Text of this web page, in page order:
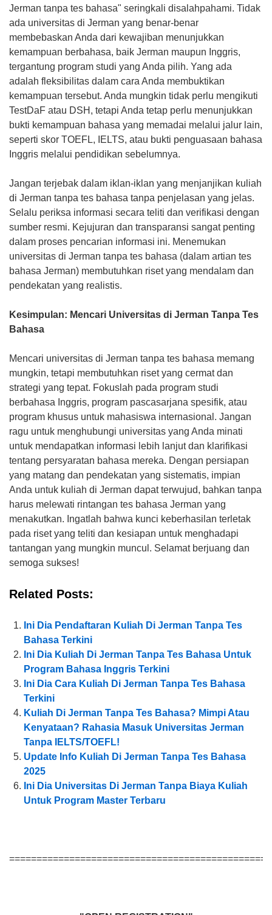
Jerman tanpa tes bahasa" seringkali disalahpahami. Tidak
ada universitas di Jerman yang benar-benar
membebaskan Anda dari kewajiban menunjukkan
kemampuan berbahasa, baik Jerman maupun Inggris,
tergantung program studi yang Anda pilih. Yang ada
adalah fleksibilitas dalam cara Anda membuktikan
kemampuan tersebut. Anda mungkin tidak perlu mengikuti
TestDaF atau DSH, tetapi Anda tetap perlu menunjukkan
bukti kemampuan bahasa yang memadai melalui jalur lain,
seperti skor TOEFL, IELTS, atau bukti penguasaan bahasa
Inggris melalui pendidikan sebelumnya.
Jangan terjebak dalam iklan-iklan yang menjanjikan kuliah
di Jerman tanpa tes bahasa tanpa penjelasan yang jelas.
Selalu periksa informasi secara teliti dan verifikasi dengan
sumber resmi. Kejujuran dan transparansi sangat penting
dalam proses pencarian informasi ini. Menemukan
universitas di Jerman tanpa tes bahasa (dalam artian tes
bahasa Jerman) membutuhkan riset yang mendalam dan
pendekatan yang realistis.
Kesimpulan: Mencari Universitas di Jerman Tanpa Tes
Bahasa
Mencari universitas di Jerman tanpa tes bahasa memang
mungkin, tetapi membutuhkan riset yang cermat dan
strategi yang tepat. Fokuslah pada program studi
berbahasa Inggris, program pascasarjana spesifik, atau
program khusus untuk mahasiswa internasional. Jangan
ragu untuk menghubungi universitas yang Anda minati
untuk mendapatkan informasi lebih lanjut dan klarifikasi
tentang persyaratan bahasa mereka. Dengan persiapan
yang matang dan pendekatan yang sistematis, impian
Anda untuk kuliah di Jerman dapat terwujud, bahkan tanpa
harus melewati rintangan tes bahasa Jerman yang
menakutkan. Ingatlah bahwa kunci keberhasilan terletak
pada riset yang teliti dan kesiapan untuk menghadapi
tantangan yang mungkin muncul. Selamat berjuang dan
semoga sukses!
Related Posts:
Ini Dia Pendaftaran Kuliah Di Jerman Tanpa Tes
Bahasa Terkini
Ini Dia Kuliah Di Jerman Tanpa Tes Bahasa Untuk
Program Bahasa Inggris Terkini
Ini Dia Cara Kuliah Di Jerman Tanpa Tes Bahasa
Terkini
Kuliah Di Jerman Tanpa Tes Bahasa? Mimpi Atau
Kenyataan? Rahasia Masuk Universitas Jerman
Tanpa IELTS/TOEFL!
Update Info Kuliah Di Jerman Tanpa Tes Bahasa
2025
Ini Dia Universitas Di Jerman Tanpa Biaya Kuliah
Untuk Program Master Terbaru